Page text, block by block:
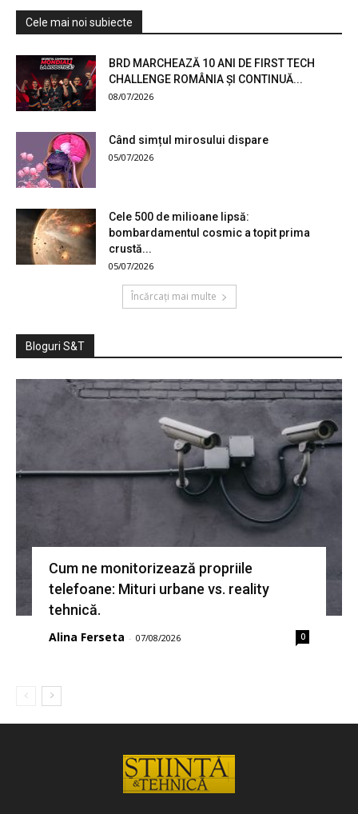
Cele mai noi subiecte
BRD MARCHEAZĂ 10 ANI DE FIRST TECH
CHALLENGE ROMÂNIA ȘI CONTINUĂ...
08/07/2026
Când simțul mirosului dispare
05/07/2026
Cele 500 de milioane lipsă:
bombardamentul cosmic a topit prima
crustă...
05/07/2026
Încărcați mai multe
Bloguri S&T
Cum ne monitorizează propriile
telefoane: Mituri urbane vs. reality
tehnică.
Alina Ferseta - 07/08/2026 0